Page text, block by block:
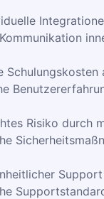
Risiko durch